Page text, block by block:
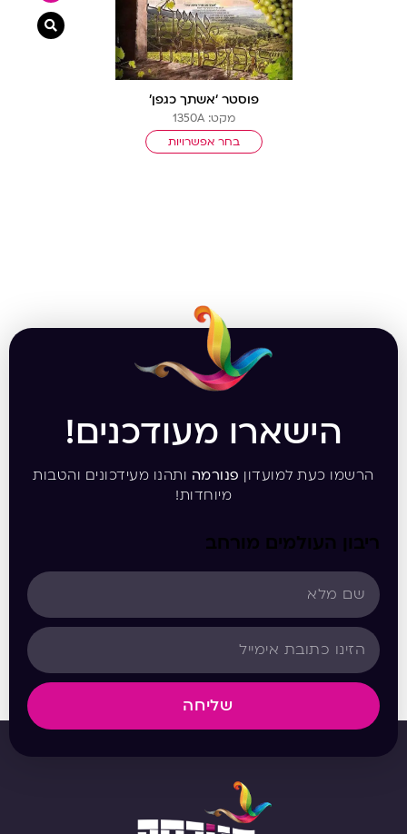
פוסטר ‘אשתך כגפן’
מקט: 1350A
בחר אפשרויות
צפייה
הישארו מעודכנים!
הרשמו כעת למועדון פנורמה ותהנו מעידכונים והטבות
מיוחדות!
ריבון העולמים מורחב
שליחה